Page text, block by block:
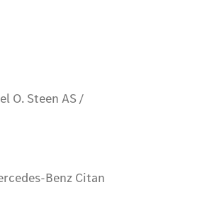
O. Steen AS /
Benz Citan